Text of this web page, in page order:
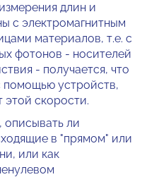
длин и
с электромагнитным
материалов, т.е. с
фотонов - носителей
- получается, что
помощью устройств,
этой скорости.
описывать ли
в "прямом" или
или как